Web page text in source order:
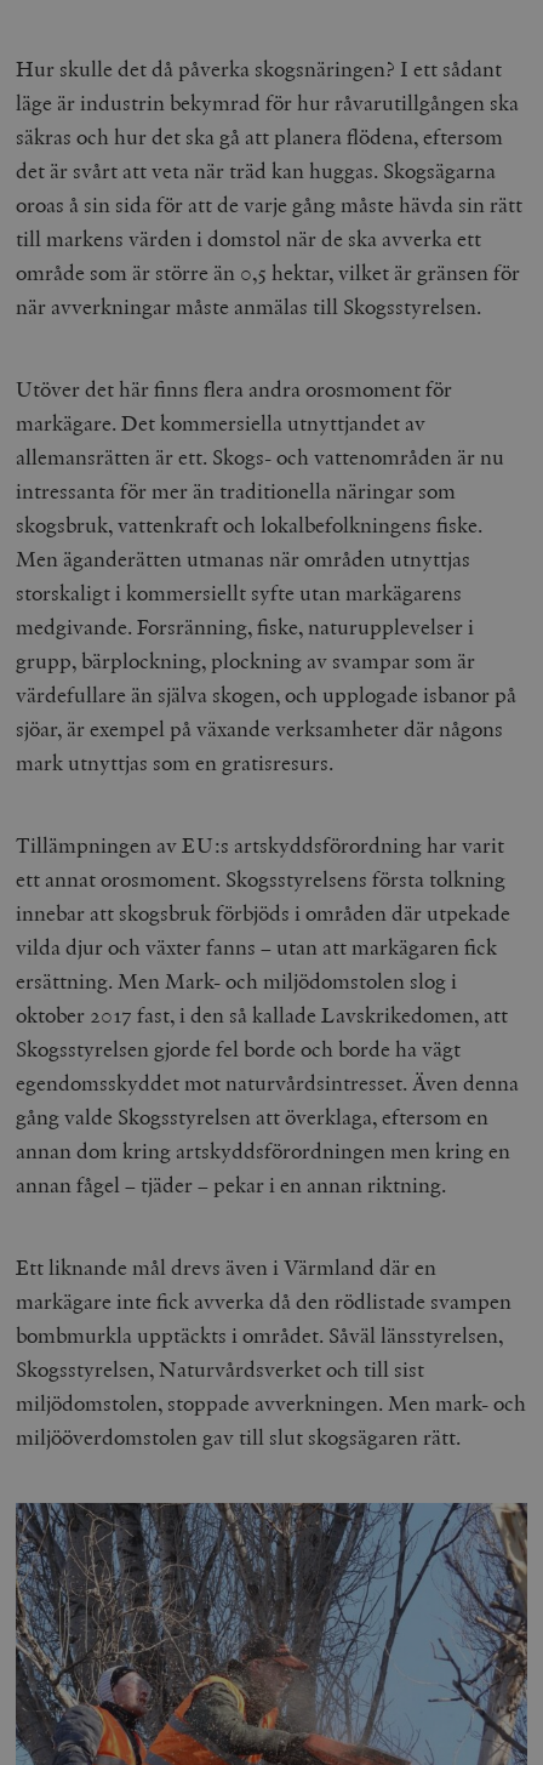
Hur skulle det då påverka skogsnäringen? I ett sådant
läge är industrin bekymrad för hur råvarutillgången ska
säkras och hur det ska gå att planera flödena, eftersom
det är svårt att veta när träd kan huggas. Skogsägarna
oroas å sin sida för att de varje gång måste hävda sin rätt
till markens värden i domstol när de ska avverka ett
område som är större än 0,5 hektar, vilket är gränsen för
när avverkningar måste anmälas till Skogsstyrelsen.
Utöver det här finns flera andra orosmoment för
markägare. Det kommersiella utnyttjandet av
allemansrätten är ett. Skogs- och vattenområden är nu
intressanta för mer än traditionella näringar som
skogsbruk, vattenkraft och lokalbefolkningens fiske.
Men äganderätten utmanas när områden utnyttjas
storskaligt i kommersiellt syfte utan markägarens
medgivande. Forsränning, fiske, naturupplevelser i
grupp, bärplockning, plockning av svampar som är
värdefullare än själva skogen, och upplogade isbanor på
sjöar, är exempel på växande verksamheter där någons
mark utnyttjas som en gratisresurs.
Tillämpningen av EU:s artskyddsförordning har varit
ett annat orosmoment. Skogsstyrelsens första tolkning
innebar att skogsbruk förbjöds i områden där utpekade
vilda djur och växter fanns – utan att markägaren fick
ersättning. Men Mark- och miljödomstolen slog i
oktober 2017 fast, i den så kallade Lavskrikedomen, att
Skogsstyrelsen gjorde fel borde och borde ha vägt
egendomsskyddet mot naturvårdsintresset. Även denna
gång valde Skogsstyrelsen att överklaga, eftersom en
annan dom kring artskyddsförordningen men kring en
annan fågel – tjäder – pekar i en annan riktning.
Ett liknande mål drevs även i Värmland där en
markägare inte fick avverka då den rödlistade svampen
bombmurkla upptäckts i området. Såväl länsstyrelsen,
Skogsstyrelsen, Naturvårdsverket och till sist
miljödomstolen, stoppade avverkningen. Men mark- och
miljööverdomstolen gav till slut skogsägaren rätt.